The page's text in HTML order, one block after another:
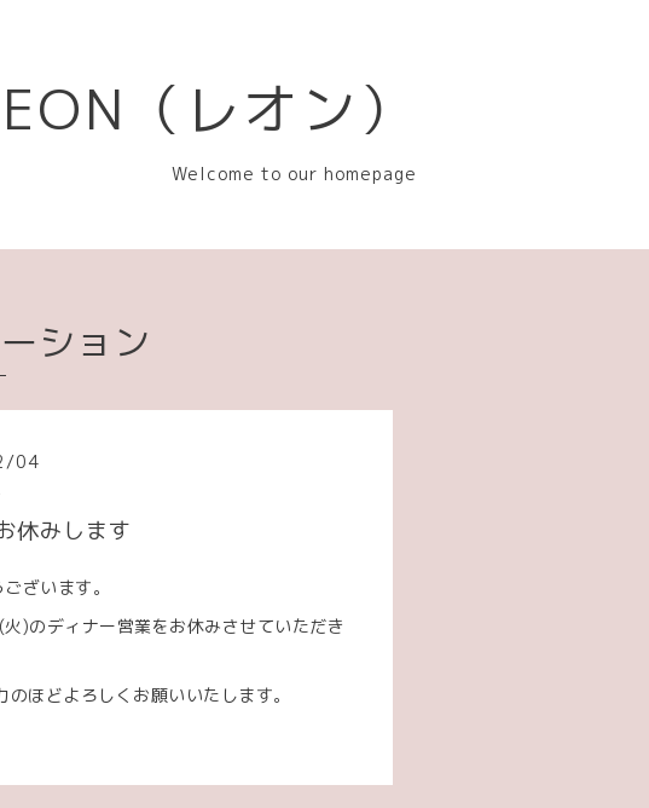
（レオン）
Welcome to our homepage
ション
/04
休みします
ざいます。
)のディナー営業をお休みさせていただき
ほどよろしくお願いいたします。